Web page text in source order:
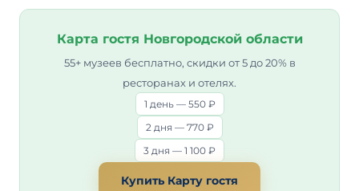
Карта гостя Новгородской области
55+ музеев бесплатно, скидки от 5 до 20% в
ресторанах и отелях.
1 день — 550 ₽
2 дня — 770 ₽
3 дня — 1 100 ₽
Купить Карту гостя